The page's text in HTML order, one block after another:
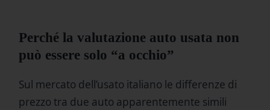
Perché la valutazione auto usata non
può essere solo “a occhio”
Sul mercato dell’usato italiano le differenze di
prezzo tra due auto apparentemente simili